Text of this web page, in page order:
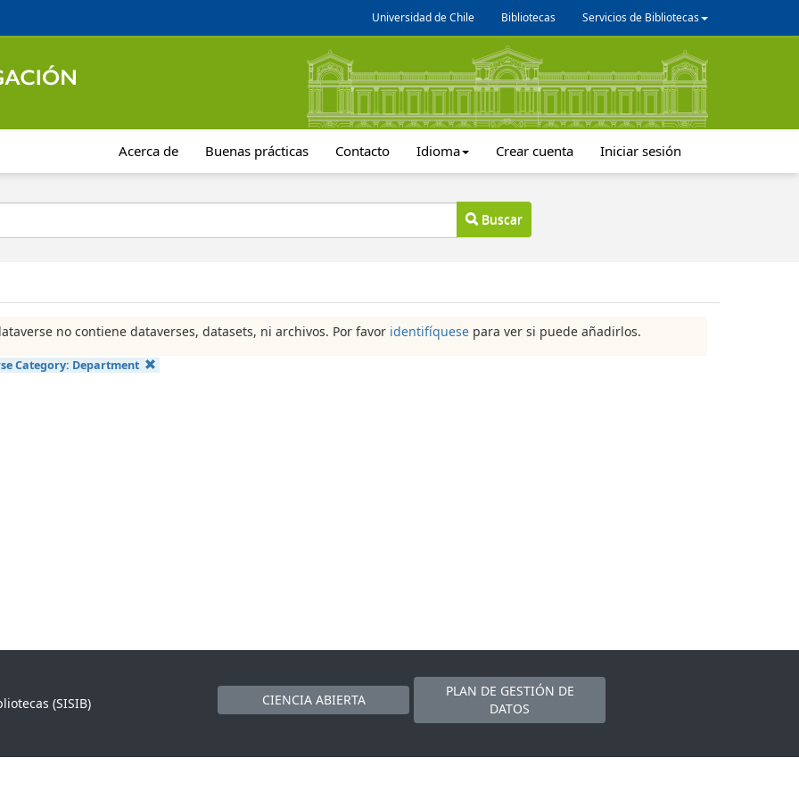
Universidad de Chile Bibliotecas Servicios de Bibliotecas
Acerca de Buenas prácticas Contacto Idioma Crear cuenta Iniciar sesión
Buscar
no contiene dataverses, datasets, ni archivos. Por favor identifíquese para ver si puede añadirlos.
Category: Department
(SISIB)
CIENCIA ABIERTA
PLAN DE GESTIÓN DE
DATOS